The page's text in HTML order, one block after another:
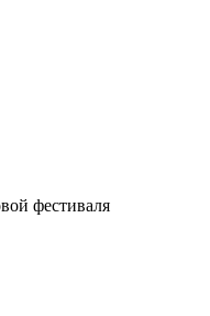
фестиваля